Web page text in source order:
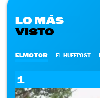
LO MÁS
VISTO
ELMOTOR EL HUFFPOST
1